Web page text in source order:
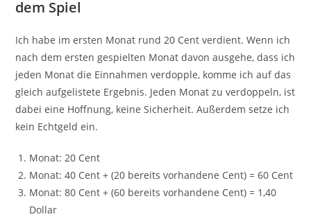
dem Spiel
Ich habe im ersten Monat rund 20 Cent verdient. Wenn ich
nach dem ersten gespielten Monat davon ausgehe, dass ich
jeden Monat die Einnahmen verdopple, komme ich auf das
gleich aufgelistete Ergebnis. Jeden Monat zu verdoppeln, ist
dabei eine Hoffnung, keine Sicherheit. Außerdem setze ich
kein Echtgeld ein.
Monat: 20 Cent
Monat: 40 Cent + (20 bereits vorhandene Cent) = 60 Cent
Monat: 80 Cent + (60 bereits vorhandene Cent) = 1,40
Dollar